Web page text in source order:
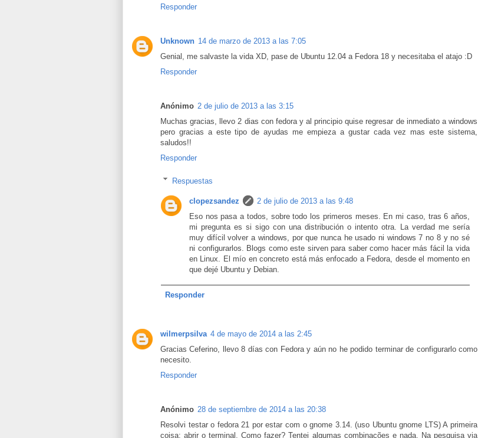
Responder
Unknown 14 de marzo de 2013 a las 7:05
Genial, me salvaste la vida XD, pase de Ubuntu 12.04 a Fedora 18 y necesitaba el atajo :D
Responder
Anónimo 2 de julio de 2013 a las 3:15
Muchas gracias, llevo 2 dias con fedora y al principio quise regresar de inmediato a windows
pero gracias a este tipo de ayudas me empieza a gustar cada vez mas este sistema,
saludos!!
Responder
Respuestas
clopezsandez
2 de julio de 2013 a las 9:48
Eso nos pasa a todos, sobre todo los primeros meses. En mi caso, tras 6 años,
mi pregunta es si sigo con una distribución o intento otra. La verdad me sería
muy difícil volver a windows, por que nunca he usado ni windows 7 no 8 y no sé
ni configurarlos. Blogs como este sirven para saber como hacer más fácil la vida
en Linux. El mío en concreto está más enfocado a Fedora, desde el momento en
que dejé Ubuntu y Debian.
Responder
wilmerpsilva 4 de mayo de 2014 a las 2:45
Gracias Ceferino, llevo 8 días con Fedora y aún no he podido terminar de configurarlo como
necesito.
Responder
Anónimo 28 de septiembre de 2014 a las 20:38
Resolvi testar o fedora 21 por estar com o gnome 3.14. (uso Ubuntu gnome LTS) A primeira
coisa: abrir o terminal. Como fazer? Tentei algumas combinações e nada. Na pesquisa via